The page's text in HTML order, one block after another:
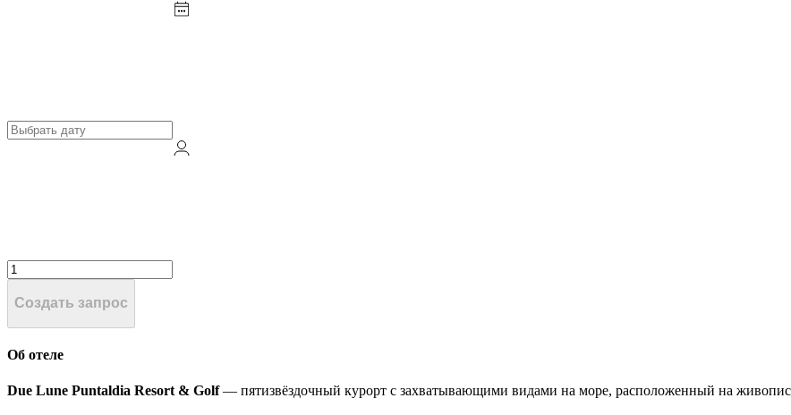
Создать запрос
Об отеле
Due Lune Puntaldia Resort & Golf— пятизвёздочный курорт с захватывающими видами на море, расположенный на